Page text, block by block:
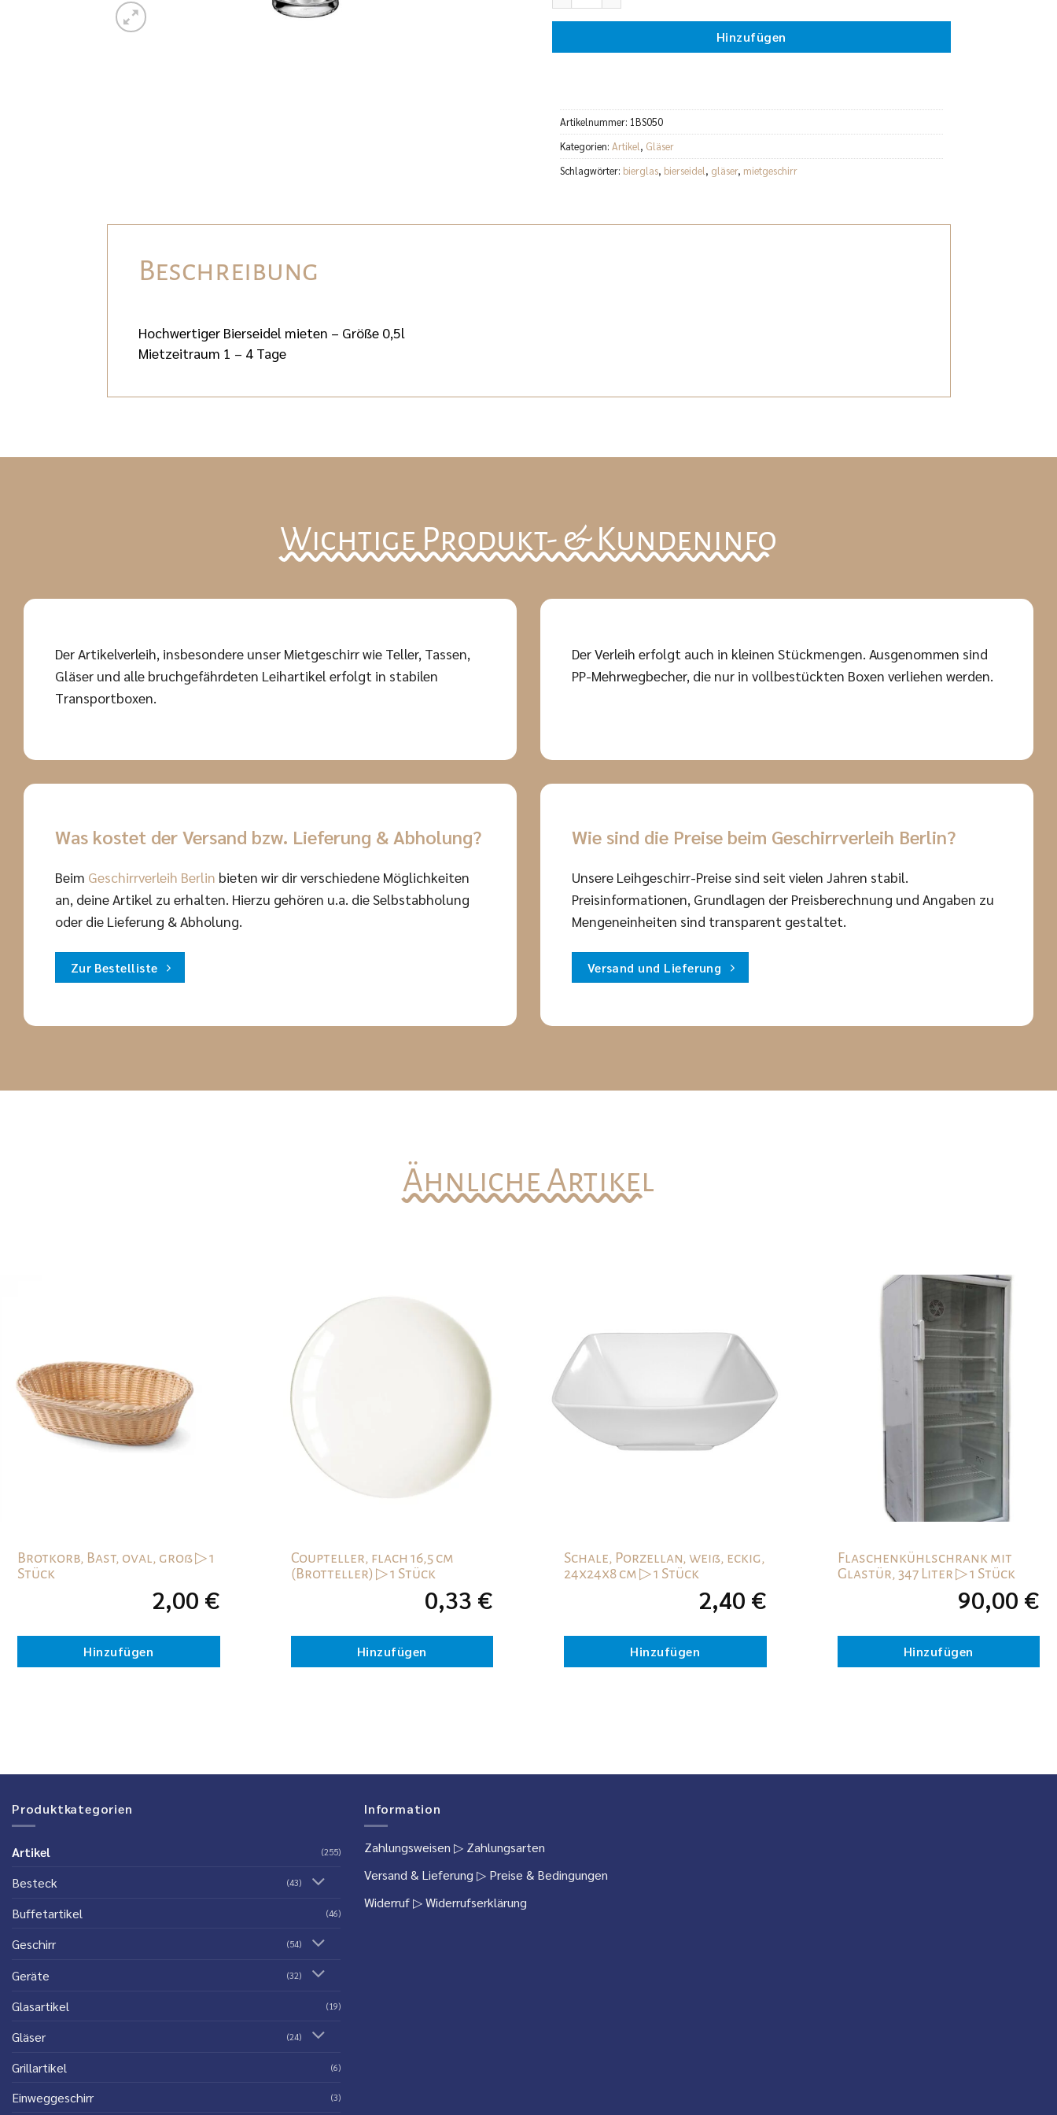
Hinzufügen
Artikelnummer: 1BS050
Kategorien: Artikel, Gläser
Schlagwörter: bierglas, bierseidel, gläser, mietgeschirr
Beschreibung
Hochwertiger Bierseidel mieten – Größe 0,5l
Mietzeitraum 1 – 4 Tage
Wichtige Produkt- & Kundeninfo
Der Artikelverleih, insbesondere unser Mietgeschirr wie Teller, Tassen,
Gläser und alle bruchgefährdeten Leihartikel erfolgt in stabilen
Transportboxen.
Der Verleih erfolgt auch in kleinen Stückmengen. Ausgenommen sind
PP-Mehrwegbecher, die nur in vollbestückten Boxen verliehen werden.
Was kostet der Versand bzw. Lieferung & Abholung?
Beim Geschirrverleih Berlin bieten wir dir verschiedene Möglichkeiten
an, deine Artikel zu erhalten. Hierzu gehören u.a. die Selbstabholung
oder die Lieferung & Abholung.
Zur Bestelliste
Wie sind die Preise beim Geschirrverleih Berlin?
Unsere Leihgeschirr-Preise sind seit vielen Jahren stabil.
Preisinformationen, Grundlagen der Preisberechnung und Angaben zu
Mengeneinheiten sind transparent gestaltet.
Versand und Lieferung
Ähnliche Artikel
Brotkorb, Bast, oval, groß ▷ 1
Stück
2,00 €
Hinzufügen
Coupteller, flach 16,5 cm
(Brotteller) ▷ 1 Stück
0,33 €
Hinzufügen
Schale, Porzellan, weiß, eckig,
24x24x8 cm ▷ 1 Stück
2,40 €
Hinzufügen
Flaschenkühlschrank mit
Glastür, 347 Liter ▷ 1 Stück
90,00 €
Hinzufügen
Produktkategorien
Artikel (255)
Besteck (43)
Buffetartikel (46)
Geschirr (54)
Geräte (32)
Glasartikel (19)
Gläser (24)
Grillartikel (6)
Einweggeschirr (3)
Information
Zahlungsweisen ▷ Zahlungsarten
Versand & Lieferung ▷ Preise & Bedingungen
Widerruf▷ Widerrufserklärung